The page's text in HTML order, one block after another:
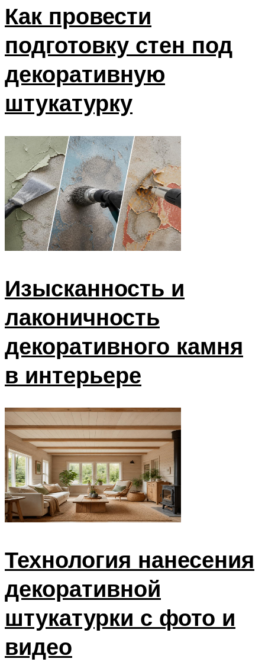
Как провести
подготовку стен под
декоративную
штукатурку
Изысканность и
лаконичность
декоративного камня
в интерьере
Технология нанесения
декоративной
штукатурки с фото и
видео